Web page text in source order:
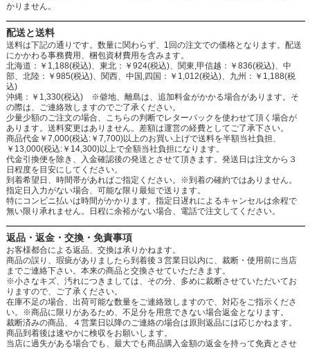
かりません。
配送と送料
送料は下記の通りです。数量に関わらず、1回の注文での価格となります。配送
にかかわる事務費用、梱包資材費用を含みます。
北海道：￥1,188(税込)、東北：￥924(税込)、関東,甲信越：￥836(税込)、中
部、北陸：￥985(税込)、関西、中国,四国：￥1,012(税込)、九州：￥1,188(税
込)
沖縄：￥1,330(税込) ※僻地、離島は、追加料金がかかる場合があります。そ
の際は、ご連絡致しますのでご了承ください。
少量少額のご注文の場合、こちらの判断でレターパックを使わせて頂く場合が
あります。送料変更はありません。差額は運営の経費としてご了承下さい。
商品代金￥7,000(税込:￥7,700)以上のお買い上げで送料を半額当社負担、
￥13,000(税込:￥14,300)以上で全額当社負担になります。
代金引換便を除き、入金確認後の発送とさせて頂きます。発送日は注文から３
日程度を目安にしてください。
到着希望日、時間帯があればご指定ください。※到着の確約ではありません。
指定日入力がない場合、可能な限り最短で送ります。
特にコンビニ払いは時間がかかります。指定日遅れによるキャンセルは余程で
無い限り承れません。日程に余裕がない場合、電話で注文してください。
返品・返金・交換・免責事項
お客様都合による返品、交換は承りかねます。
商品の誤り、瑕疵がありましたら到着後３営業日以内に、裁断・使用前に当店
までご連絡下さい。本来の商品と交換させていただきます。
※小さなキズ、汚れにつきましては、その分、多めに裁断させていただいてお
りますので、ご了承ください。
在庫不足の場合、出荷可能な数量をご連絡致しますので、対応をご指示くださ
い。※商品に限りがあるため、不足分を用意できない場合返金となります。
裁断済みの商品、４営業日以降のご連絡の場合は原則返品には応じかねます。
商品到着後は速やかに検収をお願いします。
当店に過失がある場合でも、最大でも商品購入金額の返金を持って免責とさせ